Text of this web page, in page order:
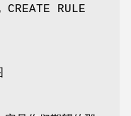
CREATE RULE